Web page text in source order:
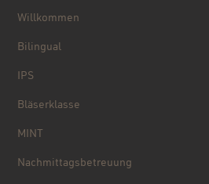
Willkommen
Bilingual
IPS
Bläserklasse
MINT
Nachmittagsbetreuung